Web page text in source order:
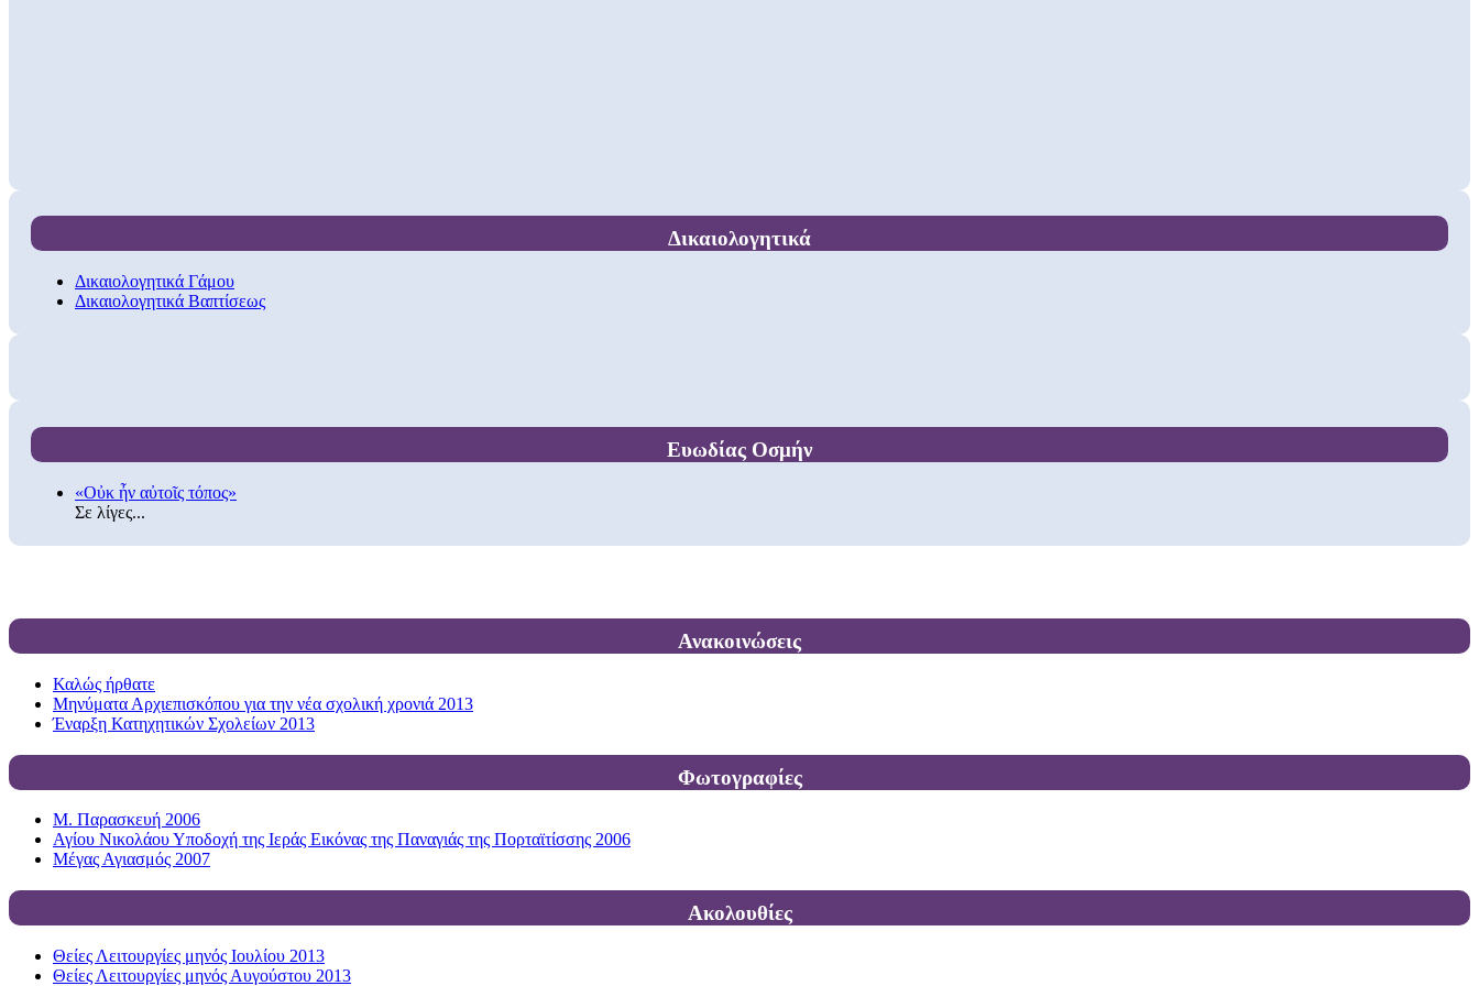
Δικαιολογητικά
Δικαιολογητικά Γάμου
Δικαιολογητικά Βαπτίσεως
Ευωδίας Οσμήν
«Οὐκ ἦν αὐτοῖς τόπος»
Σε λίγες...
Ανακοινώσεις
Καλώς ήρθατε
Μηνύματα Αρχιεπισκόπου για την νέα σχολική χρονιά 2013
Έναρξη Κατηχητικών Σχολείων 2013
Φωτογραφίες
Μ. Παρασκευή 2006
Αγίου Νικολάου Υποδοχή της Ιεράς Εικόνας της Παναγιάς της Πορταϊτίσσης 2006
Μέγας Αγιασμός 2007
Ακολουθίες
Θείες Λειτουργίες μηνός Ιουλίου 2013
Θείες Λειτουργίες μηνός Αυγούστου 2013